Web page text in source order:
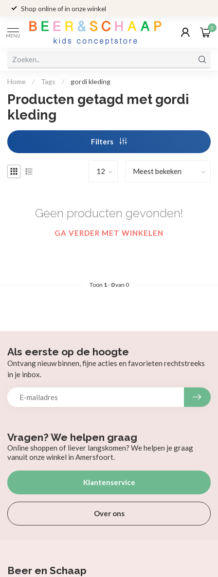
Shop online of in onze winkel
MENU
0
Home / Tags / gordi kleding
Producten getagd met gordi
kleding
Filters
Geen producten gevonden!
GA VERDER MET WINKELEN
Toon 1- 0van 0
Vragen? We helpen graag
Online shoppen of liever langskomen? We helpen je graag
vanuit onze winkel in Amersfoort.
Klantenservice
Over ons
Als eerste op de hoogte
Ontvang nieuw binnen, fijne acties en favorieten rechtstreeks
in je inbox.
Beer en Schaap